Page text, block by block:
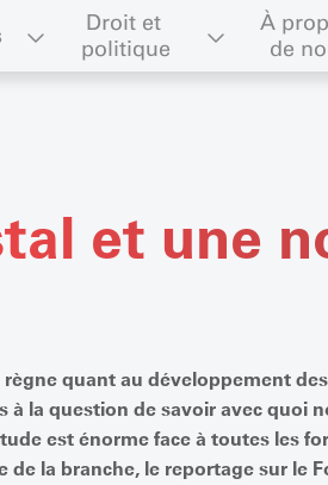
Droit et
politique
À
de
et une
quant au développement
la question de savoir avec quoi
est énorme face à toutes les
la branche, le reportage sur le